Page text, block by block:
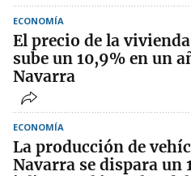
ECONOMÍA
El precio de la
sube un 10,9% en un
Navarra
ECONOMÍA
La producción de
Navarra se dispara un